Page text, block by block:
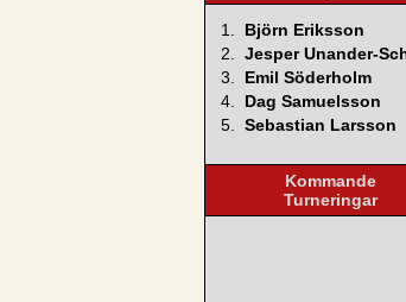
1.
Björn Eriksson
2. Jesper Unander-
3.
Emil Söderholm
4.
Dag Samuelsson
5. Sebastian Larsson
Kommande
Turneringar